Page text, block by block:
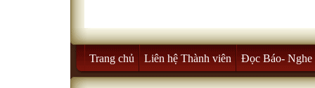
Trang chủ Liên hệ Thành viên Đọc Báo- Nghe